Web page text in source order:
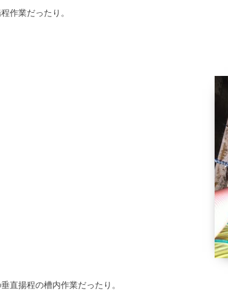
作業だったり。
直揚程の槽内作業だったり。